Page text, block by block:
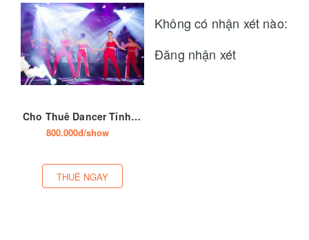
Cho Thuê Dancer Tỉnh Tây Ninh
800.000đ/show
THUÊ NGAY
Không có nhận xét nào:
Đăng nhận xét